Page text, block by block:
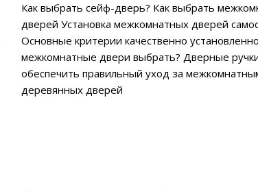
Как выбрать сейф-дверь? Как выбрать
дверей Установка межкомнатных дверей
Основные критерии качественно
межкомнатные двери выбрать? Дверные
обеспечить правильный уход за
деревянных дверей